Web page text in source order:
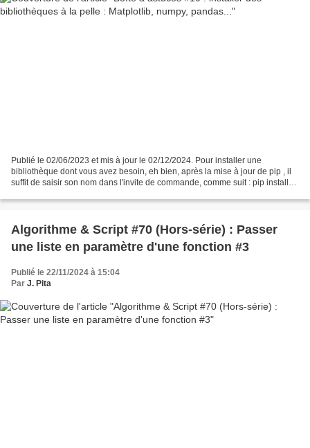
Publié le 02/06/2023 et mis à jour le 02/12/2024. Pour installer une
bibliothèque dont vous avez besoin, eh bien, après la mise à jour de pip , il
suffit de saisir son nom dans l'invite de commande, comme suit : pip install
Algorithme & Script #70 (Hors-série) : Passer
une liste en paramètre d'une fonction #3
Publié le 22/11/2024 à 15:04
Par J. Pita